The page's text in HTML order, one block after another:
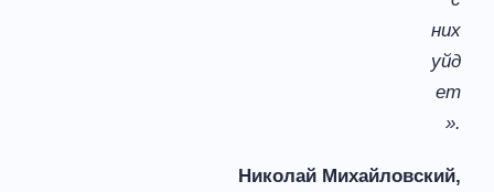
них
уйд
ет
».
Николай Михайловский,